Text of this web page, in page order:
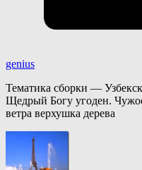
genius
Тематика сборки —
Щедрый Богу угоден.
ветра верхушка дерева